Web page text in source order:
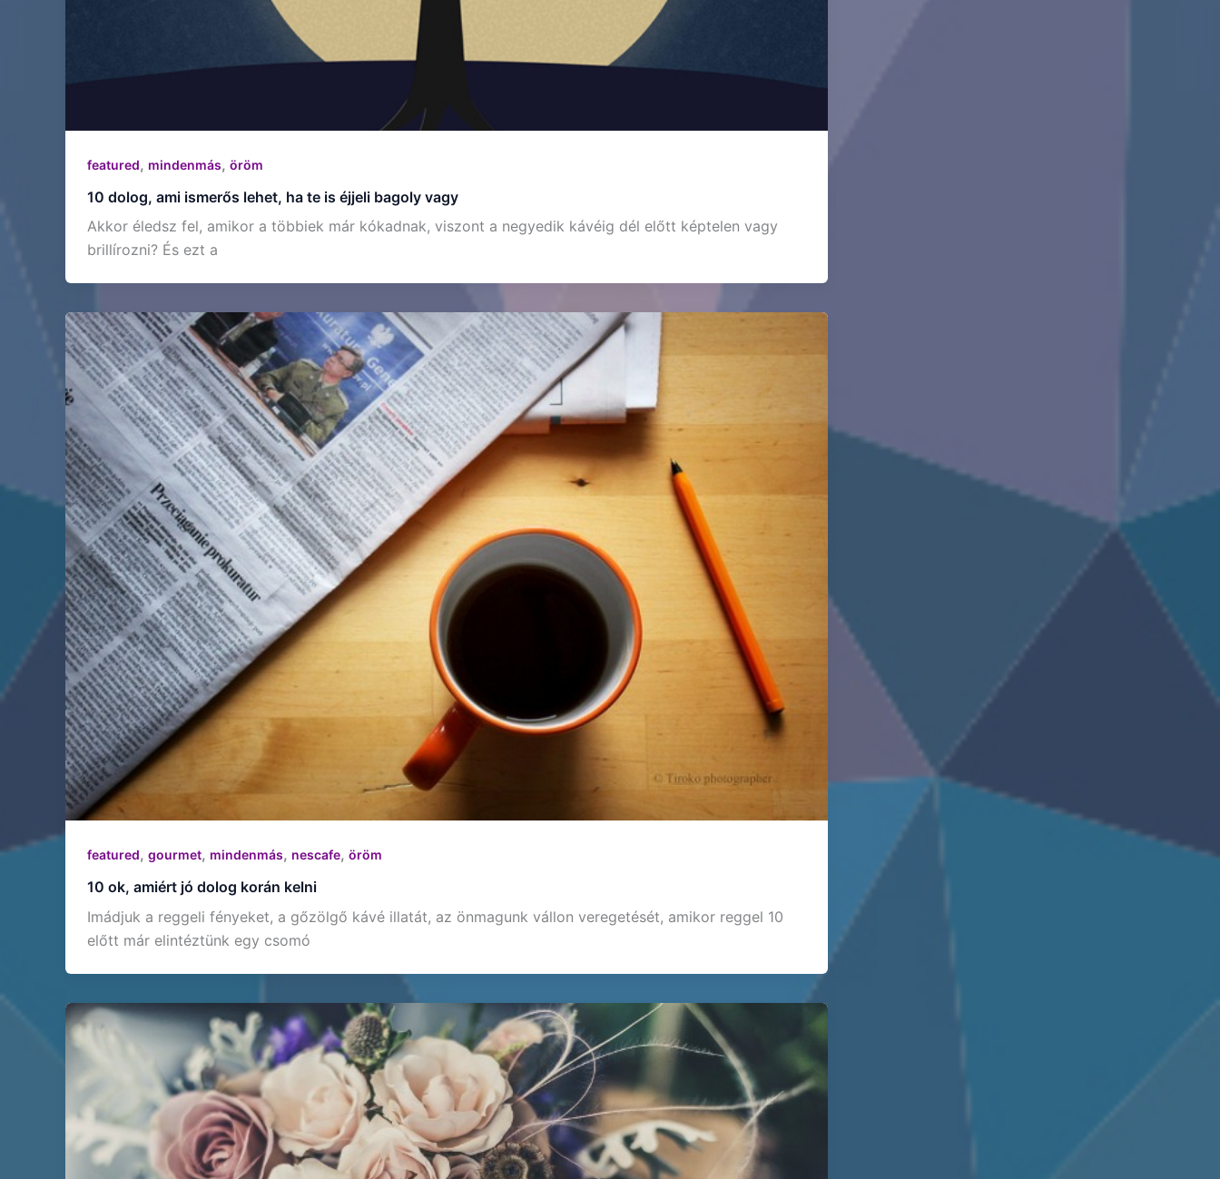
featured, mindenmás, öröm
10 dolog, ami ismerős lehet, ha te is éjjeli bagoly vagy
Akkor éledsz fel, amikor a többiek már kókadnak, viszont a negyedik kávéig dél előtt képtelen vagy
brillírozni? És ezt a
featured, gourmet, mindenmás, nescafe, öröm
10 ok, amiért jó dolog korán kelni
Imádjuk a reggeli fényeket, a gőzölgő kávé illatát, az önmagunk vállon veregetését, amikor reggel 10
előtt már elintéztünk egy csomó